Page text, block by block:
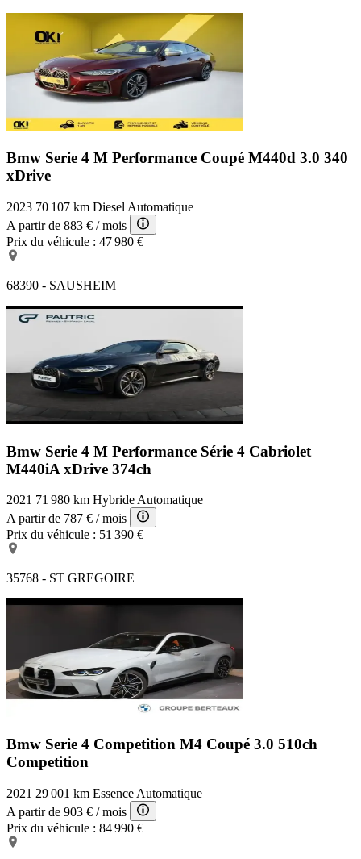
Bmw Serie 4 M Performance Coupé M440d 3.0 340
xDrive
2023 70 107 km Diesel Automatique
A partir de 883 € / mois
Prix du véhicule : 47 980 €
68390 - SAUSHEIM
Bmw Serie 4 M Performance Série 4 Cabriolet
M440iA xDrive 374ch
2021 71 980 km Hybride Automatique
A partir de 787 € / mois
Prix du véhicule : 51 390 €
35768 - ST GREGOIRE
Bmw Serie 4 Competition M4 Coupé 3.0 510ch
Competition
2021 29 001 km Essence Automatique
A partir de 903 € / mois
Prix du véhicule : 84 990 €